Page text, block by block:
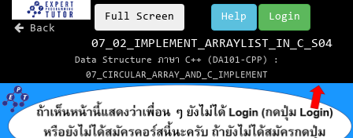
Back
Full Screen Login
Help
07_02_IMPLEMENT_ARRAYLIST_IN_C_S04
Data Structure ภาษา C++ (DA101-CPP) :
07_CIRCULAR_ARRAY_AND_C_IMPLEMENT